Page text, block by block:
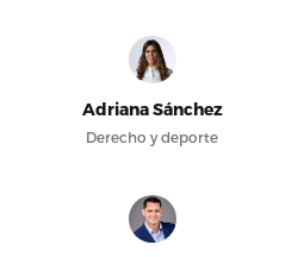
Adriana Sánchez
Derecho y deporte